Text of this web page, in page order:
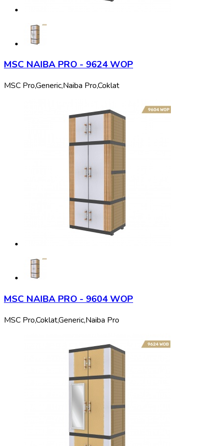
MSC NAIBA PRO - 9624 WOP
MSC Pro,Generic,Naiba Pro,Coklat
MSC NAIBA PRO - 9604 WOP
MSC Pro,Coklat,Generic,Naiba Pro